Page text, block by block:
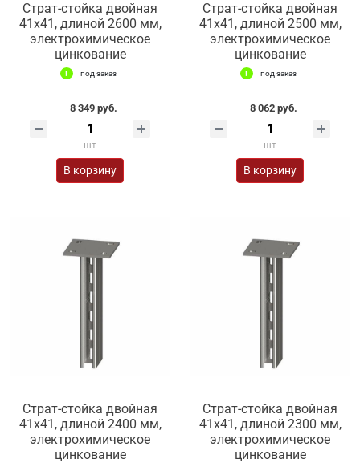
Страт-стойка двойная
41х41, длиной 2600 мм,
электрохимическое
цинкование
под заказ
8 349 руб.
шт
В корзину
Страт-стойка двойная
41х41, длиной 2500 мм,
электрохимическое
цинкование
под заказ
8 062 руб.
шт
В корзину
Страт-стойка двойная
41х41, длиной 2400 мм,
электрохимическое
цинкование
Страт-стойка двойная
41х41, длиной 2300 мм,
электрохимическое
цинкование